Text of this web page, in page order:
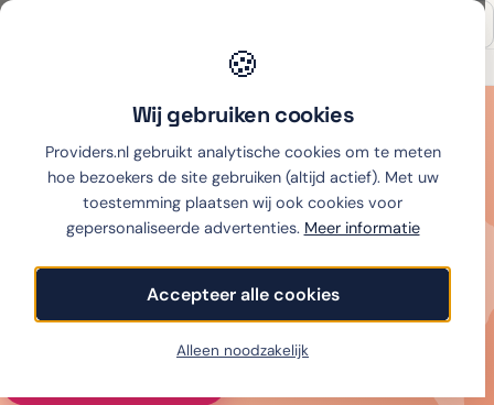
🍪
Wij gebruiken cookies
Providers.nl gebruikt analytische cookies om te meten
hoe bezoekers de site gebruiken (altijd actief). Met uw
toestemming plaatsen wij ook cookies voor
gepersonaliseerde advertenties. Meer informatie
Accepteer alle cookies
Alleen noodzakelijk
Thuiswinkel partner
eSIMAustralië
alles via Optus. 10 aanbieders vergeleken op prijs,
data en 5G (juli 2026).